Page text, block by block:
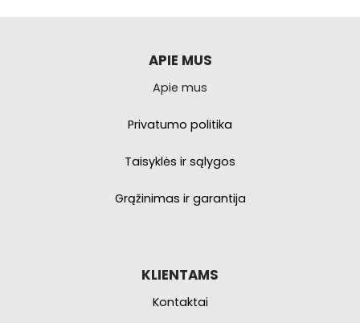
APIE MUS
Apie mus
Privatumo politika
Taisyklės ir sąlygos
Grąžinimas ir garantija
KLIENTAMS
Kontaktai